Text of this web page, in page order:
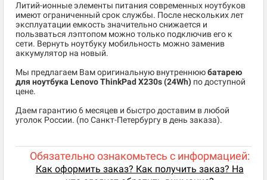
Литий-ионные элементы питания современных ноутбуков
имеют ограниченный срок службы. После нескольких лет
эксплуатации емкость значительно снижается и
пользваться лэптопом можно только подключив его к
сети. Вернуть ноутбуку мобильность можно заменив
аккумулятор на новый.
Мы предлагаем Вам оригинальную внутреннююбатарею
для ноутбука Lenovo ThinkPad X230s (24Wh) по доступной
цене.
Даем гарантию 6 месяцев и быстро доставим в любой
уголок России. (по Санкт-Петербургу в день заказа).
Обязательно ознакомьтесь с информацией:
Как оформить заказ? Как получить заказ? На